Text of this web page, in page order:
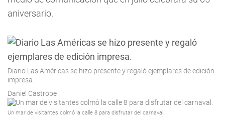
aniversario.
Diario Las Américas se hizo presente y regaló ejemplares de edición
impresa.
Daniel Castrope
Un mar de visitantes colmó la calle 8 para disfrutar del carnaval.